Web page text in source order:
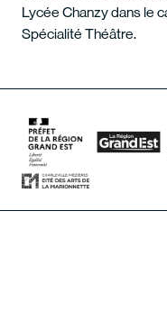
Lycée Chanzy dans le
Spécialité Théâtre.